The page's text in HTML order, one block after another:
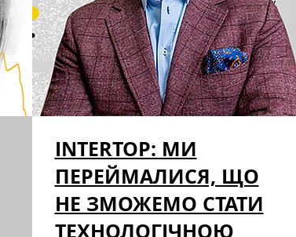
INTERTOP: МИ
ПЕРЕЙМАЛИСЯ, ЩО
НЕ ЗМОЖЕМО СТАТИ
ТЕХНОЛОГІЧНОЮ